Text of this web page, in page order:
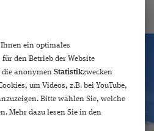
ein optimales
den Betrieb der Website
die anonymen Statistikzwecken
um Videos, z.B. bei YouTube,
Bitte wählen Sie, welche
Mehr dazu lesen Sie in den